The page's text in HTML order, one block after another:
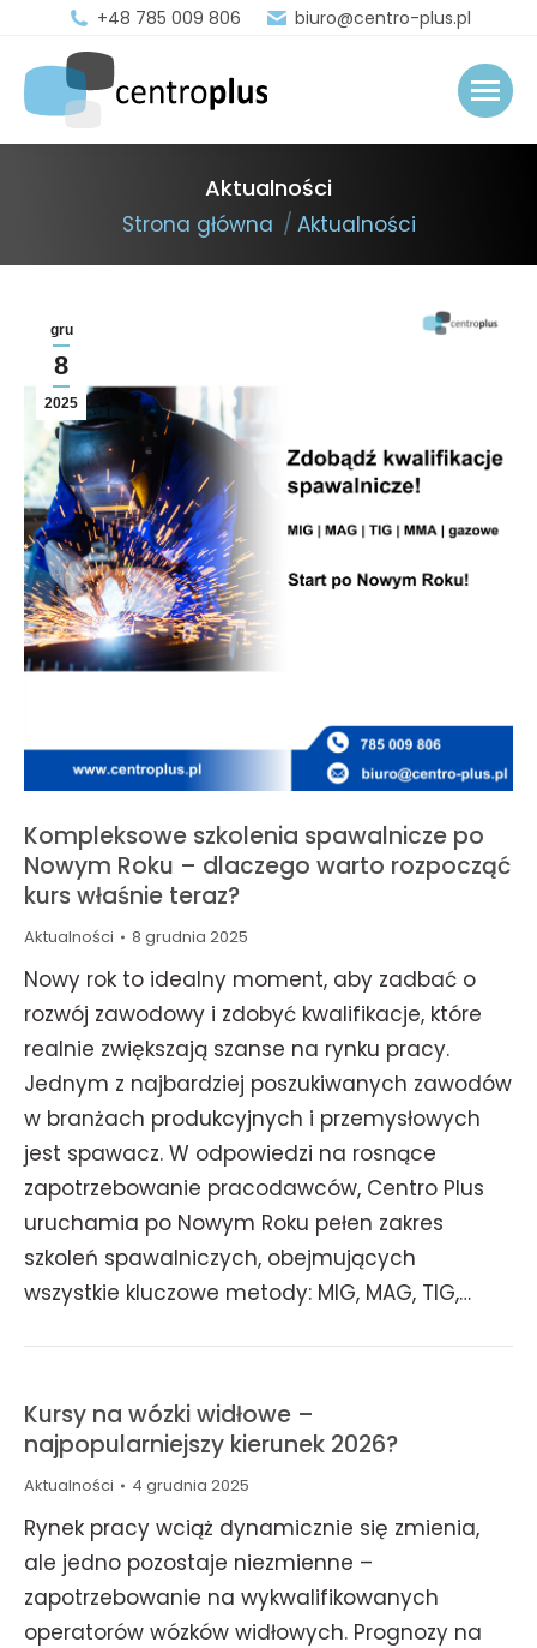
+48 785 009 806 biuro@centro-plus.pl
Aktualności
You are here:
Strona główna Aktualności
gru
8
2025
Kompleksowe szkolenia spawalnicze po
Nowym Roku – dlaczego warto rozpocząć
kurs właśnie teraz?
Aktualności 8 grudnia 2025
Nowy rok to idealny moment, aby zadbać o
rozwój zawodowy i zdobyć kwalifikacje, które
realnie zwiększają szanse na rynku pracy.
Jednym z najbardziej poszukiwanych zawodów
w branżach produkcyjnych i przemysłowych
jest spawacz. W odpowiedzi na rosnące
zapotrzebowanie pracodawców, Centro Plus
uruchamia po Nowym Roku pełen zakres
szkoleń spawalniczych, obejmujących
wszystkie kluczowe metody: MIG, MAG, TIG,…
Kursy na wózki widłowe –
najpopularniejszy kierunek 2026?
Aktualności 4 grudnia 2025
Rynek pracy wciąż dynamicznie się zmienia,
ale jedno pozostaje niezmienne –
zapotrzebowanie na wykwalifikowanych
operatorów wózków widłowych. Prognozy na